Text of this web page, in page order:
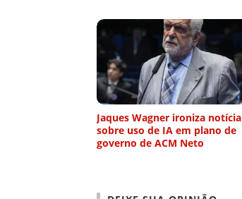
Jaques Wagner ironiza notícia
sobre uso de IA em plano de
governo de ACM Neto